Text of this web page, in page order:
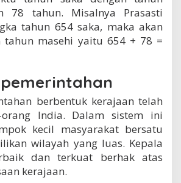
78 tahun. Misalnya Prasasti
tahun 654 saka, maka akan
tahun masehi yaitu 654 + 78 =
berbentuk kerajaan telah
India. Dalam sistem ini
kecil masyarakat bersatu
wilayah yang luas. Kepala
dan terkuat berhak atas
kerajaan.